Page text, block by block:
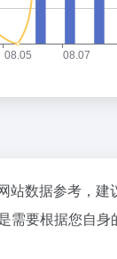
站数据参考，建
需要根据您自身